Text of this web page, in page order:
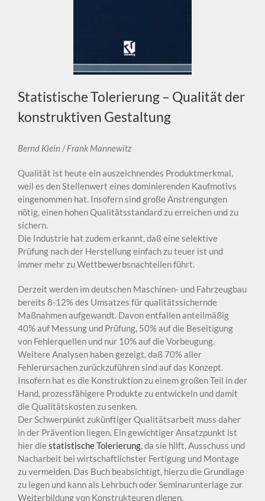
Statistische Tolerierung – Qualität der
konstruktiven Gestaltung
Bernd Klein / Frank Mannewitz
Qualität ist heute ein auszeichnendes Produktmerkmal,
weil es den Stellenwert eines dominierenden Kaufmotivs
eingenommen hat. Insofern sind große Anstrengungen
nötig, einen hohen Qualitätsstandard zu erreichen und zu
sichern.
Die Industrie hat zudem erkannt, daß eine selektive
Prüfung nach der Herstellung einfach zu teuer ist und
immer mehr zu Wettbewerbsnachteilen führt.
Derzeit werden im deutschen Maschinen- und Fahrzeugbau
bereits 8-12% des Umsatzes für qualitätssichernde
Maßnahmen aufgewandt. Davon entfallen anteilmäßig
40% auf Messung und Prüfung, 50% auf die Beseitigung
von Fehlerquellen und nur 10% auf die Vorbeugung.
Weitere Analysen haben gezeigt, daß 70% aller
Fehlerursachen zurückzuführen sind auf das Konzept.
Insofern hat es die Konstruktion zu einem großen Teil in der
Hand, prozessfähigere Produkte zu entwickeln und damit
die Qualitätskosten zu senken.
Der Schwerpunkt zukünftiger Qualitätsarbeit muss daher
in der Prävention liegen. Ein gewichtiger Ansatzpunkt ist
hier diestatistische Tolerierung, da sie hilft, Ausschuss und
Nacharbeit bei wirtschaftlichster Fertigung und Montage
zu vermeiden. Das Buch beabsichtigt, hierzu die Grundlage
zu legen und kann als Lehrbuch oder Seminarunterlage zur
Weiterbildung von Konstrukteuren dienen.